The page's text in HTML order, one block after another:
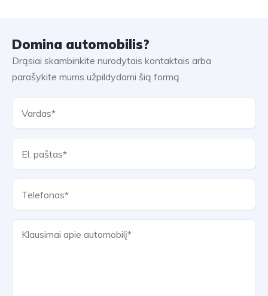
Domina automobilis?
Drąsiai skambinkite nurodytais kontaktais arba
parašykite mums užpildydami šią formą